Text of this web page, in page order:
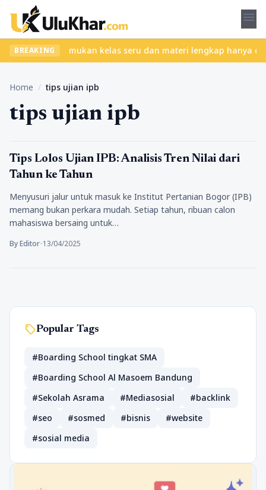
menu
BREAKING
ribet? Temukan kelas seru dan materi lengkap hanya di
Home / tips ujian ipb
tips ujian ipb
Pendidikan
Tips Lolos Ujian IPB: Analisis Tren Nilai dari
Tahun ke Tahun
Menyusuri jalur untuk masuk ke Institut Pertanian Bogor (IPB)
memang bukan perkara mudah. Setiap tahun, ribuan calon
mahasiswa bersaing untuk…
By Editor•13/04/2025
sellPopular Tags
#Boarding School tingkat SMA
#Boarding School Al Masoem Bandung
#Sekolah Asrama
#Mediasosial
#backlink
#seo
#sosmed #bisnis
#website
#sosial media